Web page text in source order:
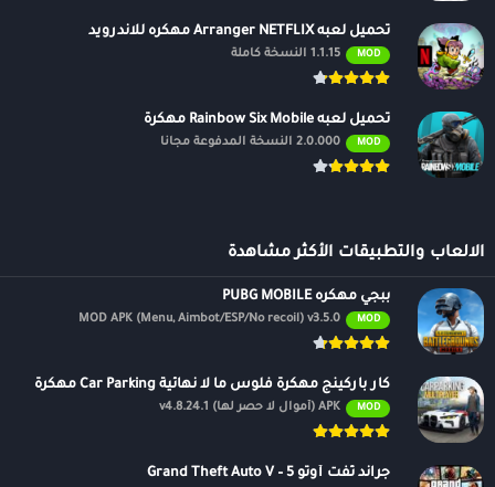
تحميل لعبه Arranger NETFLIX مهكره للاندرويد
MOD 1.1.15 النسخة كاملة
تحميل لعبه Rainbow Six Mobile مهكرة
MOD 2.0.000 النسخة المدفوعة مجانًا
الالعاب والتطبيقات الأكثر مشاهدة
ببجي مهكره PUBG MOBILE
MOD
MOD APK (Menu, Aimbot/ESP/No recoil) v3.5.0
كار باركينج مهكرة فلوس ما لا نهائية Car Parking مهكرة
MOD APK (أموال لا حصر لها) v4.8.24.1
جراند ثفت أوتو 5 – Grand Theft Auto V